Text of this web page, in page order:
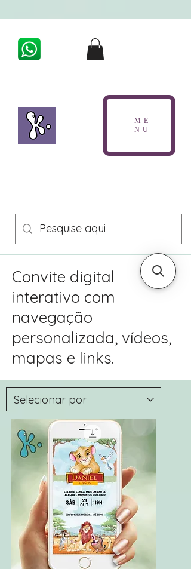
ME
NU
Convite digital
interativo com
navegação
personalizada, vídeos,
mapas e links.